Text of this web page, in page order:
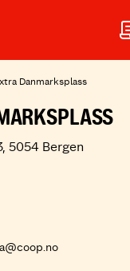
Danmarksplass
5054 Bergen